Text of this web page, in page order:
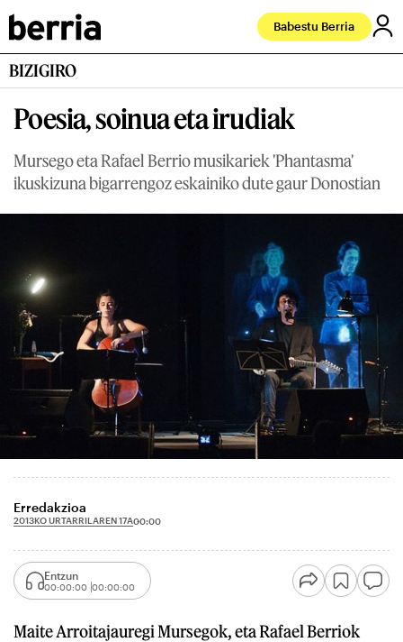
Babestu Berria
BIZIGIRO
Poesia, soinua eta irudiak
Mursego eta Rafael Berrio musikariek 'Phantasma'
ikuskizuna bigarrengoz eskainiko dute gaur Donostian
Erredakzioa
2013KO URTARRILAREN 17A00:00
Entzun
00:00:00 00:00:00
Maite Arroitajauregi Mursegok, eta Rafael Berriok